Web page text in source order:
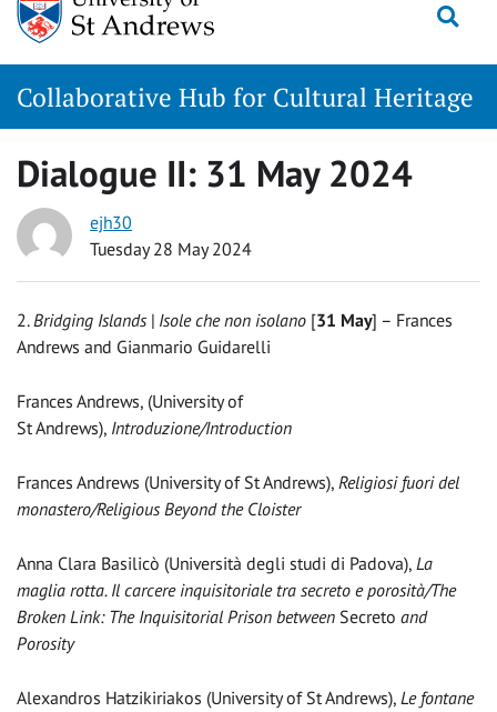
content
Collaborative Hub for Cultural Heritage
Dialogue II: 31 May 2024
ejh30
Tuesday 28 May 2024
2.Bridging Islands | Isole che non isolano [31 May] – Frances
Andrews and Gianmario Guidarelli
Frances Andrews, (University of
St Andrews), Introduzione/Introduction
Frances Andrews (University of St Andrews), Religiosi fuori del
monastero/Religious Beyond the Cloister
Anna Clara Basilicò (Università degli studi di Padova), La
maglia rotta. Il carcere inquisitoriale tra secreto e porosità/The
Broken Link: The Inquisitorial Prison between Secreto and
Porosity
Alexandros Hatzikiriakos (University of St Andrews), Le fontane